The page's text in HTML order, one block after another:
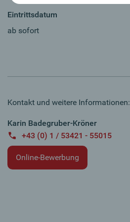
Eintrittsdatum
ab sofort
Kontakt und weitere Informationen:
Karin Badegruber-Kröner
+43 (0) 1 / 53421 - 55015
Online-Bewerbung